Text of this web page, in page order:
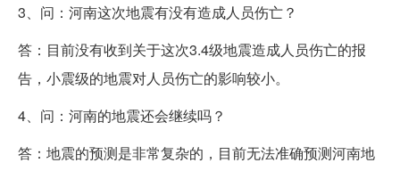
3、问：河南这次地震有没有造成人员伤亡？
答：目前没有收到关于这次3.4级地震造成人员伤亡的报
告，小震级的地震对人员伤亡的影响较小。
4、问：河南的地震还会继续吗？
答：地震的预测是非常复杂的，目前无法准确预测河南地